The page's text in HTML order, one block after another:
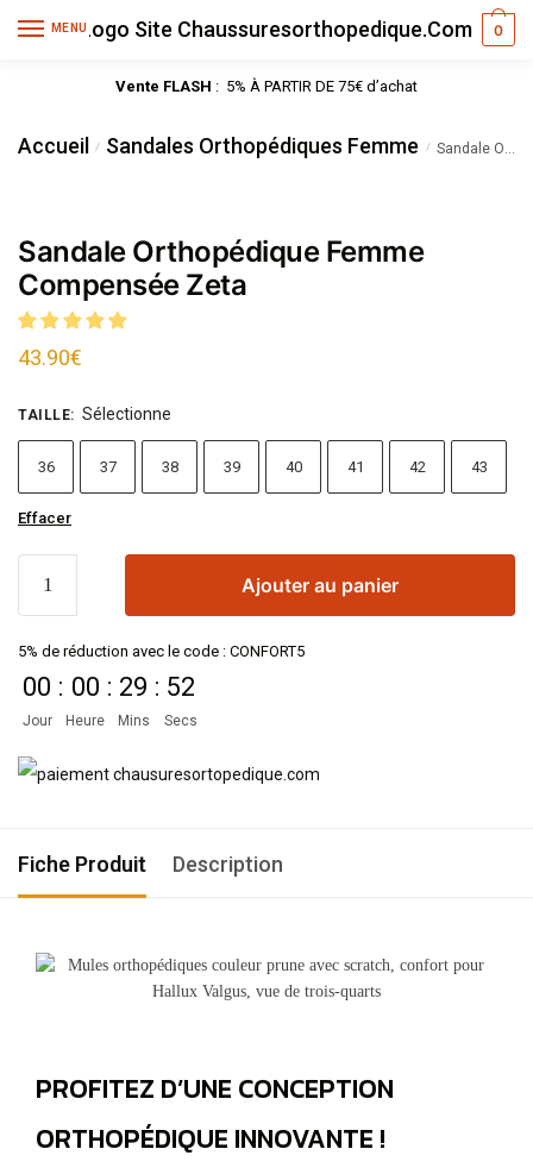
MENU 0
Vente FLASH : 5% À PARTIR DE 75€ d’achat
Accueil / Sandales Orthopédiques Femme / Sandale Orthopédique Femme Compensée Zeta
Sandale Orthopédique Femme
Compensée Zeta
43.90€
TAILLE: Sélectionne
36 37 38 39 40 41 42 43
Effacer
Ajouter au panier
5% de réduction avec le code : CONFORT5
00
Jour
: 00
Heure
: 29
Mins
: 50
Secs
Fiche Produit Description
PROFITEZ D’UNE CONCEPTION
ORTHOPÉDIQUE INNOVANTE !